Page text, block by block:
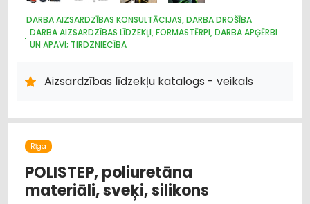
DARBA AIZSARDZĪBAS KONSULTĀCIJAS, DARBA DROŠĪBA
DARBA AIZSARDZĪBAS LĪDZEKĻI, FORMASTĒRPI, DARBA APĢĒRBI
UN APAVI; TIRDZNIECĪBA
DARBA AIZSARDZĪBAS LĪDZEKĻI, FORMASTĒRPI, DARBA APĢĒRBI;
Aizsardzības līdzekļu katalogs - veikals
Rīga
POLISTEP, poliuretāna
materiāli, sveķi, silikons